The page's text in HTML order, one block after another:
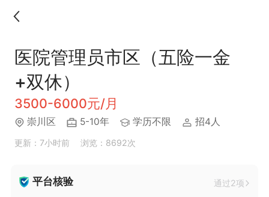
医院管理员市区（五险一金
+双休）
3500-6000元/月
崇川区 5-10年 学历不限 招4人
更新：7小时前 浏览：8692次
平台核验 通过2项